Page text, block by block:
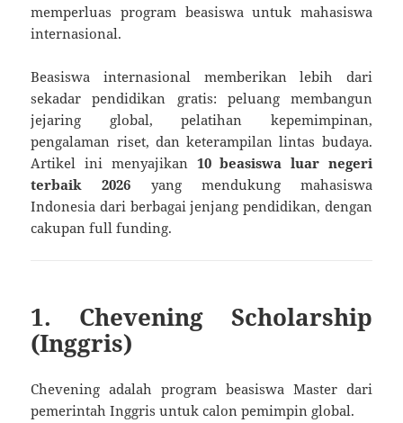
memperluas program beasiswa untuk mahasiswa
internasional.
Beasiswa internasional memberikan lebih dari
sekadar pendidikan gratis: peluang membangun
jejaring global, pelatihan kepemimpinan,
pengalaman riset, dan keterampilan lintas budaya.
Artikel ini menyajikan 10 beasiswa luar negeri
terbaik 2026 yang mendukung mahasiswa
Indonesia dari berbagai jenjang pendidikan, dengan
cakupan full funding.
1. Chevening Scholarship
(Inggris)
Chevening adalah program beasiswa Master dari
pemerintah Inggris untuk calon pemimpin global.